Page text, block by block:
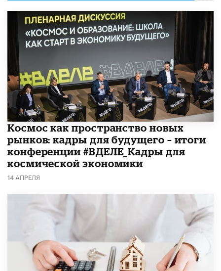
Космос как пространство новых
рынков: кадры для будущего – итоги
конференции #ВДЕЛЕ_Кадры для
космической экономики
14 АПРЕЛЯ